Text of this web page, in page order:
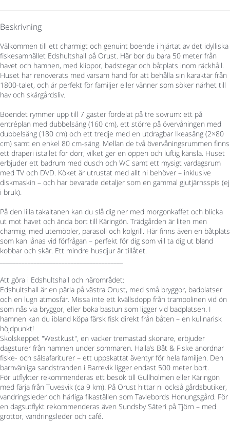
Beskrivning
Välkommen till ett charmigt och genuint boende i hjärtat av det idylliska
fiskesamhället Edshultshall på Orust. Här bor du bara 50 meter från
havet och hamnen, med klippor, badstegar och båtplats inom räckhåll.
Huset har renoverats med varsam hand för att behålla sin karaktär från
1800-talet, och är perfekt för familjer eller vänner som söker närhet till
hav och skärgårdsliv.
Boendet rymmer upp till 7 gäster fördelat på tre sovrum: ett på
entréplan med dubbelsäng (160 cm), ett större på övervåningen med
dubbelsäng (180 cm) och ett tredje med en utdragbar Ikeasäng (2×80
cm) samt en enkel 80 cm-säng. Mellan de två övervåningsrummen finns
ett draperi istället för dörr, vilket ger en öppen och luftig känsla. Huset
erbjuder ett badrum med dusch och WC samt ett mysigt vardagsrum
med TV och DVD. Köket är utrustat med allt ni behöver – inklusive
diskmaskin – och har bevarade detaljer som en gammal gjutjärnsspis (ej
i bruk).
På den lilla takaltanen kan du slå dig ner med morgonkaffet och blicka
ut mot havet och ända bort till Käringön. Trädgården är liten men
charmig, med utemöbler, parasoll och kolgrill. Här finns även en båtplats
som kan lånas vid förfrågan – perfekt för dig som vill ta dig ut bland
kobbar och skär. Ett mindre husdjur är tillåtet.
Att göra i Edshultshall och närområdet:
Edshultshall är en pärla på västra Orust, med små bryggor, badplatser
och en lugn atmosfär. Missa inte ett kvällsdopp från trampolinen vid ön
som nås via bryggor, eller boka bastun som ligger vid badplatsen. I
hamnen kan du ibland köpa färsk fisk direkt från båten – en kulinarisk
höjdpunkt!
Skolskeppet "Westkust", en vacker tremastad skonare, erbjuder
dagsturer från hamnen under sommaren. Halla’s Båt & Fiske anordnar
fiske- och sälsafariturer – ett uppskattat äventyr för hela familjen. Den
barnvänliga sandstranden i Barrevik ligger endast 500 meter bort.
För utflykter rekommenderas ett besök till Gullholmen eller Käringön
med färja från Tuvesvik (ca 9 km). På Orust hittar ni också gårdsbutiker,
vandringsleder och härliga fikaställen som Tavlebords Honungsgård. För
en dagsutflykt rekommenderas även Sundsby Säteri på Tjörn – med
grottor, vandringsleder och café.